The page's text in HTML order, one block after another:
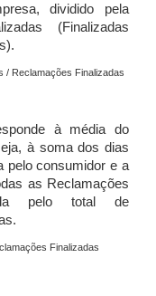
dividido pela
(Finalizadas
/ Reclamações Finalizadas
à média do
à soma dos dias
pelo consumidor e a
as Reclamações
pelo total de
Finalizadas